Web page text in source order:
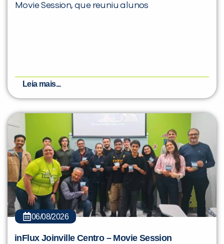
Movie Session, que reuniu alunos
Leia mais...
06/08/2026
inFlux Joinville Centro – Movie Session